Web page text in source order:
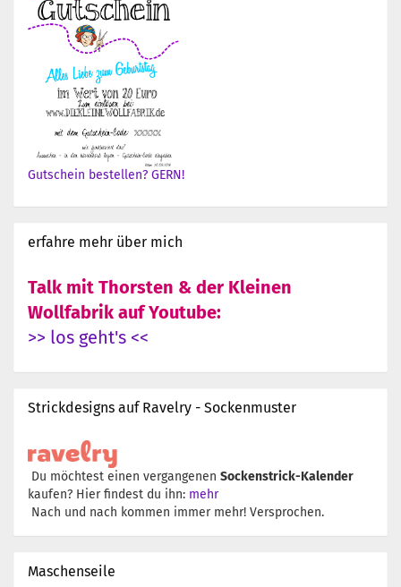
Gutschein bestellen? GERN!
erfahre mehr über mich
Talk mit Thorsten & der Kleinen
Wollfabrik auf Youtube:
>> los geht's <<
Strickdesigns auf Ravelry - Sockenmuster
Du möchtest einen vergangenen Sockenstrick-Kalender
kaufen? Hier findest du ihn: mehr
Nach und nach kommen immer mehr! Versprochen.
Maschenseile